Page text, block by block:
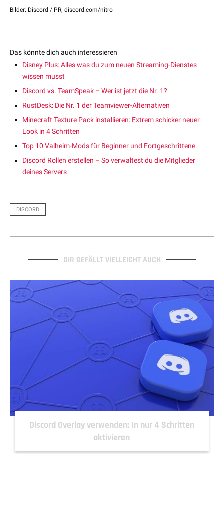
Bilder: Discord / PR; discord.com/nitro
Das könnte dich auch interessieren
Disney Plus: Alles was du zum neuen Streaming-Dienstes
wissen musst
Discord vs. TeamSpeak – Wer ist jetzt die Nr. 1?
RustDesk: Die Nr. 1 der Teamviewer-Alternativen
Minecraft Texture Pack installieren: Extrem schicker neuer
Look in 4 Schritten
Top 10 Valheim-Mods für Beginner und Fortgeschrittene
Discord Rollen erstellen – So verwaltest du die Mitglieder
deines Servers
DISCORD
DIR GEFÄLLT VIELLEICHT AUCH
Discord Overlay verwenden: In nur 4 Schritten
aktivieren